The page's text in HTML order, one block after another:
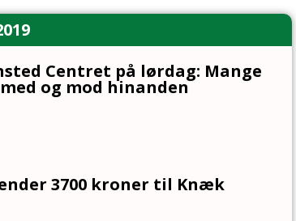
Centret på lørdag: Mange
og mod hinanden
3700 kroner til Knæk